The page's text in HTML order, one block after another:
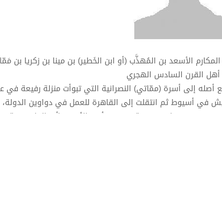
المكارم الأسعد بن المُهذَّب (أو ابن الخَطير) بن مينا بن زكريا
القرن السادس الهجري
أصله إلى أسرة (ممّاتي) النصرانية التي تبوأت منزلة رفيعة
في أسيوط ثم انتقلت إلى القاهرة للعمل في دواوين الدولة،
في مناصب رفيعة، وقد تبوأ جد الأسعد (أبو المليح